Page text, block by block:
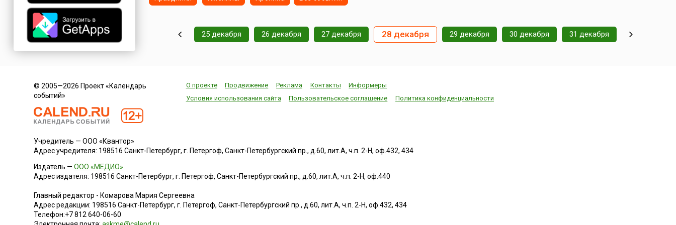
Lerwick).Апхеллио
отмечается ежегодно в
25 декабря 26 декабря 27 декабря 28 декабря 29 декабря 30 декабря 31 декабря
© 2005—2026 Проект «Календарь
событий»
О проекте Продвижение Реклама Контакты
Информеры
Условия использования сайта
Пользовательское соглашение Политика конфиденциальности
Учредитель — ООО «Квантор»
Адрес учредителя: 198516 Санкт-Петербург, г. Петергоф, Санкт-Петербургский пр., д.60, лит.А, ч.п. 2-Н, оф.432, 434
Издатель —ООО «МЕДИО»
Адрес издателя: 198516 Санкт-Петербург, г. Петергоф, Санкт-Петербургский пр., д.60, лит.А, ч.п. 2-Н, оф.440
Главный редактор - Комарова Мария Сергеевна
Адрес редакции: 198516 Санкт-Петербург, г. Петергоф,Санкт-Петербургский пр., д.60, лит.А, ч.п. 2-Н, оф.432, 434
Телефон:+7 812 640-06-60